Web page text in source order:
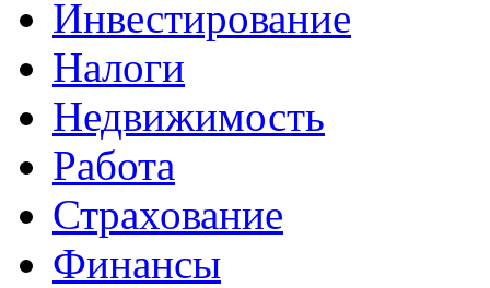
Инвестирование
Налоги
Недвижимость
Работа
Страхование
Финансы